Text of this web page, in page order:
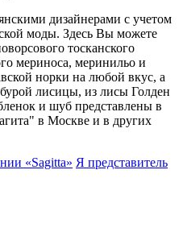
дизайнерами с учетом
моды. Здесь Вы можете
тосканского
мериноса, меринильо и
норки на любой вкус, а
лисицы, из лисы Голден
и шуб представлены в
в Москве и в других
«Sagitta» Я представитель